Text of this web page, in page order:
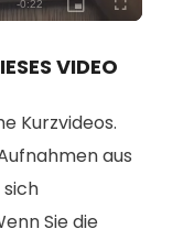
VIDEO
Kurzvideos.
aus
sich
Sie die